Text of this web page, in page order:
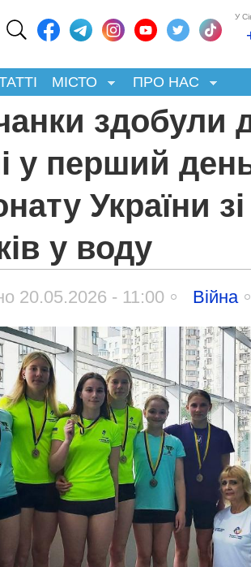
У
МІСТО ПРО НАС
здобули
у перший
України зі
у воду
20.05.2026 - 11:00 Війна